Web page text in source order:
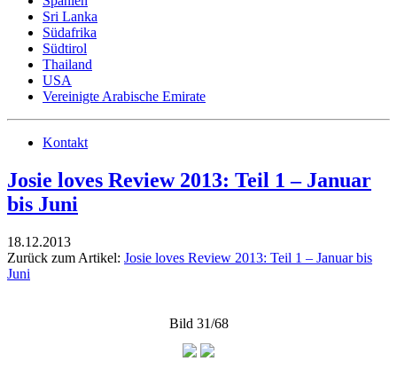
Sri Lanka
Südafrika
Südtirol
Thailand
USA
Vereinigte Arabische Emirate
Kontakt
Josie loves Review 2013: Teil 1 – Januar
bis Juni
18.12.2013
Zurück zum Artikel: Josie loves Review 2013: Teil 1 – Januar bis
Juni
Bild 31/68